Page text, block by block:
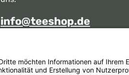
info@teeshop.de
Mo - Sa zwischen 10:00 - 17:00 Uhr